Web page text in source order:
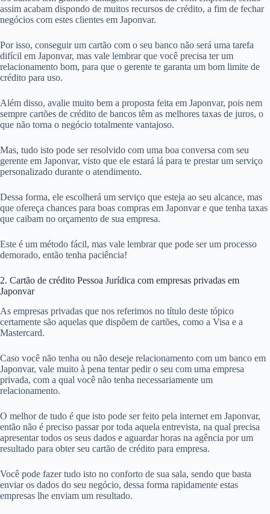
assim acabam dispondo de muitos recursos de crédito, a fim de fechar
negócios com estes clientes em Japonvar.
Por isso, conseguir um cartão com o seu banco não será uma tarefa
difícil em Japonvar, mas vale lembrar que você precisa ter um
relacionamento bom, para que o gerente te garanta um bom limite de
crédito para uso.
Além disso, avalie muito bem a proposta feita em Japonvar, pois nem
sempre cartões de crédito de bancos têm as melhores taxas de juros, o
que não torna o negócio totalmente vantajoso.
Mas, tudo isto pode ser resolvido com uma boa conversa com seu
gerente em Japonvar, visto que ele estará lá para te prestar um serviço
personalizado durante o atendimento.
Dessa forma, ele escolherá um serviço que esteja ao seu alcance, mas
que ofereça chances para boas compras em Japonvar e que tenha taxas
que caibam no orçamento de sua empresa.
Este é um método fácil, mas vale lembrar que pode ser um processo
demorado, então tenha paciência!
2. Cartão de crédito Pessoa Jurídica com empresas privadas em
Japonvar
As empresas privadas que nos referimos no título deste tópico
certamente são aquelas que dispõem de cartões, como a Visa e a
Mastercard.
Caso você não tenha ou não deseje relacionamento com um banco em
Japonvar, vale muito à pena tentar pedir o seu com uma empresa
privada, com a qual você não tenha necessariamente um
relacionamento.
O melhor de tudo é que isto pode ser feito pela internet em Japonvar,
então não é preciso passar por toda aquela entrevista, na qual precisa
apresentar todos os seus dados e aguardar horas na agência por um
resultado para obter seu cartão de crédito para empresa.
Você pode fazer tudo isto no conforto de sua sala, sendo que basta
enviar os dados do seu negócio, dessa forma rapidamente estas
empresas lhe enviam um resultado.